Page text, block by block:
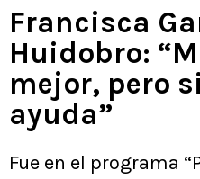
Francisca
Huidobro:
mejor, pero
ayuda”
Fue en el programa